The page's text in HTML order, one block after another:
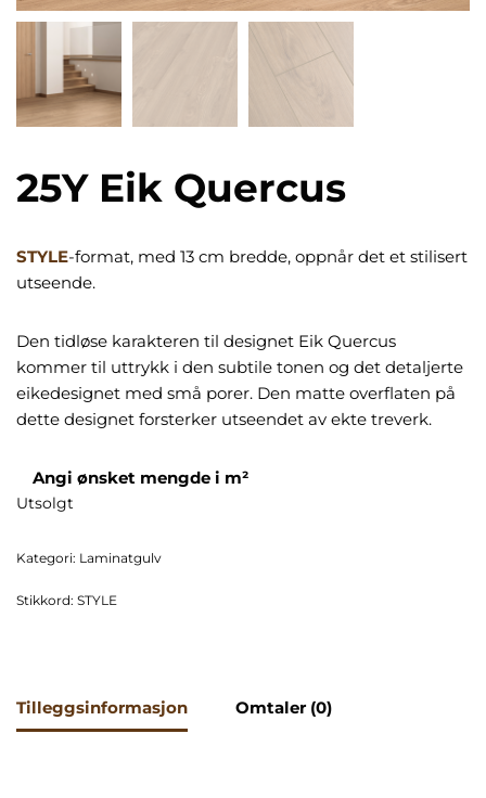
25Y Eik Quercus
STYLE-format, med 13 cm bredde, oppnår det et stilisert
utseende.
Den tidløse karakteren til designet Eik Quercus
kommer til uttrykk i den subtile tonen og det detaljerte
eikedesignet med små porer. Den matte overflaten på
dette designet forsterker utseendet av ekte treverk.
Angi ønsket mengde i m²
Utsolgt
Kategori: Laminatgulv
Stikkord: STYLE
Tilleggsinformasjon Omtaler (0)